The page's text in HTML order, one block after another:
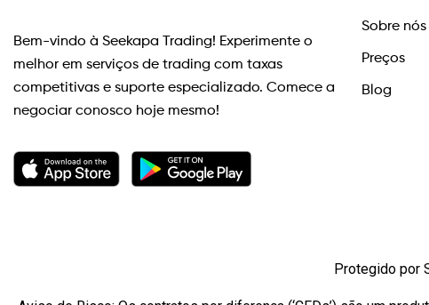
Bem-vindo à Seekapa Trading! Experimente o
melhor em serviços de trading com taxas
competitivas e suporte especializado. Comece a
negociar conosco hoje mesmo!
Sobre nós
Preços
Blog
Protegido por